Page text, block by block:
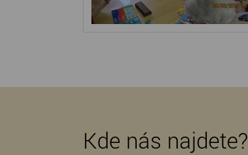
Kde nás najdete?